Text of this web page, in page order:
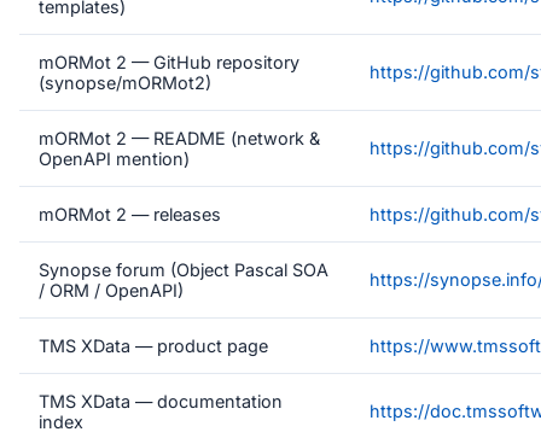
templates)
mORMot 2 — GitHub repository
(synopse/mORMot2)
https://github.com/
mORMot 2 — README (network &
OpenAPI mention)
https://github.com/
mORMot 2 — releases https://github.com/
Synopse forum (Object Pascal SOA
/ ORM / OpenAPI)
https://
TMS XData — product page https://
TMS XData — documentation
index
https://